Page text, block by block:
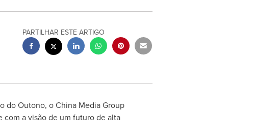
PARTILHAR ESTE ARTIGO
do Outono, o China Media Group
com a visão de um futuro de alta